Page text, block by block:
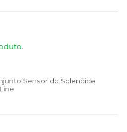
Sensor do Solenoide